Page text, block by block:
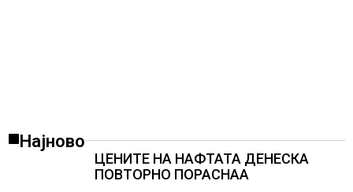
Најново
ЦЕНИТЕ НА НАФТАТА ДЕНЕСКА
ПОВТОРНО ПОРАСНАА